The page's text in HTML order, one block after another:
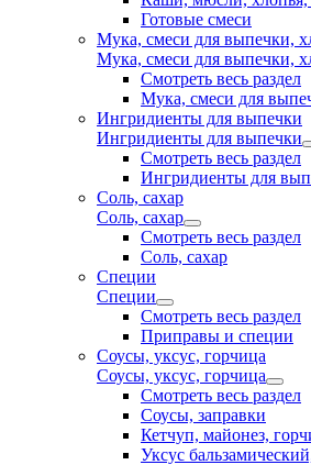
Готовые смеси
Мука, смеси для выпечки,
Мука, смеси для выпечки,
Смотреть весь раздел
Мука, смеси для
Ингридиенты для выпечки
Ингридиенты для выпечки
Смотреть весь раздел
Ингридиенты для
Соль, сахар
Соль, сахар
Смотреть весь раздел
Соль, сахар
Специи
Специи
Смотреть весь раздел
Приправы и специи
Соусы, уксус, горчица
Соусы, уксус, горчица
Смотреть весь раздел
Соусы, заправки
Кетчуп, майонез,
Уксус